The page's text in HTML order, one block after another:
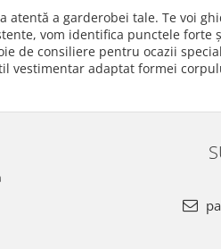
atentă a garderobei tale. Te voi
vom identifica punctele
de consiliere pentru ocazii
vestimentar adaptat formei